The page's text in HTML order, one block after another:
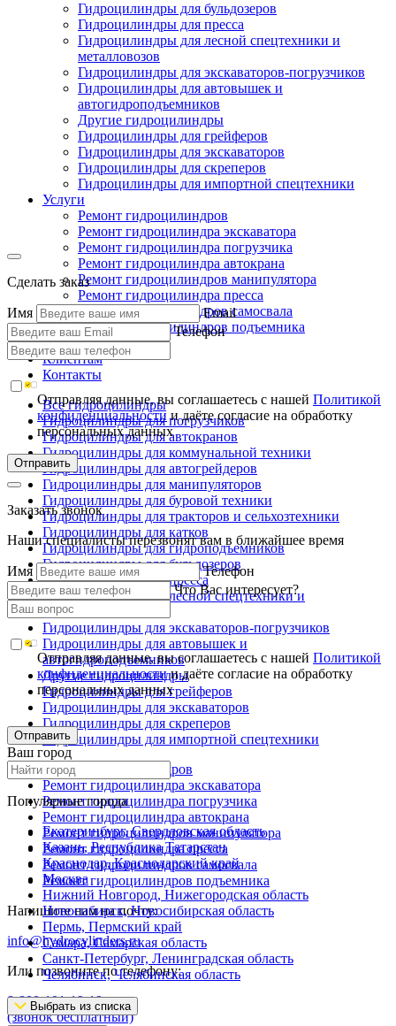
Гидроцилиндры для бульдозеров
Гидроцилиндры для пресса
Гидроцилиндры для лесной спецтехники и
металловозов
Гидроцилиндры для экскаваторов-погрузчиков
Гидроцилиндры для автовышек и
автогидроподъемников
Другие гидроцилиндры
Гидроцилиндры для грейферов
Гидроцилиндры для экскаваторов
Гидроцилиндры для скреперов
Гидроцилиндры для импортной спецтехники
Услуги
Ремонт гидроцилиндров
Ремонт гидроцилиндра экскаватора
Ремонт гидроцилиндра погрузчика
Ремонт гидроцилиндра автокрана
Ремонт гидроцилиндров манипулятора
Ремонт гидроцилиндра пресса
Ремонт гидроцилиндров самосвала
Ремонт гидроцилиндров подъемника
Производство
Клиентам
Контакты
Все гидроцилиндры
Гидроцилиндры для погрузчиков
Гидроцилиндры для автокранов
Гидроцилиндры для коммунальной техники
Гидроцилиндры для автогрейдеров
Гидроцилиндры для манипуляторов
Гидроцилиндры для буровой техники
Гидроцилиндры для тракторов и сельхозтехники
Гидроцилиндры для катков
Гидроцилиндры для гидроподъемников
Гидроцилиндры для бульдозеров
Гидроцилиндры для пресса
Гидроцилиндры для лесной спецтехники и
металловозов
Гидроцилиндры для экскаваторов-погрузчиков
Гидроцилиндры для автовышек и
автогидроподъемников
Другие гидроцилиндры
Гидроцилиндры для грейферов
Гидроцилиндры для экскаваторов
Гидроцилиндры для скреперов
Гидроцилиндры для импортной спецтехники
Ремонт гидроцилиндров
Ремонт гидроцилиндра экскаватора
Ремонт гидроцилиндра погрузчика
Ремонт гидроцилиндра автокрана
Ремонт гидроцилиндров манипулятора
Ремонт гидроцилиндра пресса
Ремонт гидроцилиндров самосвала
Ремонт гидроцилиндров подъемника
Напишите нам на почту:
info@hydrocylinders.ru
Или позвоните по телефону:
8-800-101-19-19
(звонок бесплатный)
Сделать заказ
Имя
Email
Телефон
Отправляя данные, вы соглашаетесь с нашейПолитикой
конфиденциальностии даёте согласие на обработку
персональных данных
Отправить
Заказать звонок
Наши специалисты перезвонят вам в ближайшее время
Имя
Телефон
Что Вас интересует?
Отправляя данные, вы соглашаетесь с нашейПолитикой
конфиденциальностии даёте согласие на обработку
персональных данных
Отправить
Ваш город
Популярные города
Екатеринбург, Свердловская область
Казань, Республика Татарстан
Краснодар, Краснодарский край
Москва
Нижний Новгород, Нижегородская область
Новосибирск, Новосибирская область
Пермь, Пермский край
Самара, Самарская область
Санкт-Петербург, Ленинградская область
Челябинск, Челябинская область
Выбрать из списка